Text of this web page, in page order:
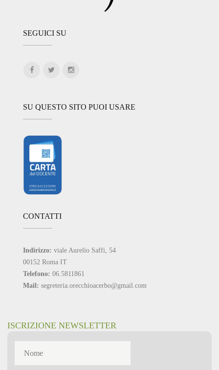
SEGUICI SU
SU QUESTO SITO PUOI USARE
CONTATTI
Indirizzo: viale Aurelio Saffi, 54
00152 Roma IT
Telefono: 06.5811861
Mail: segreteria.orecchioacerbo@gmail.com
ISCRIZIONE NEWSLETTER